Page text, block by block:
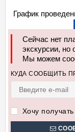
График
Сейчас нет
экскурсии, но
Мы можем
КУДА СООБЩИТЬ
Хочу